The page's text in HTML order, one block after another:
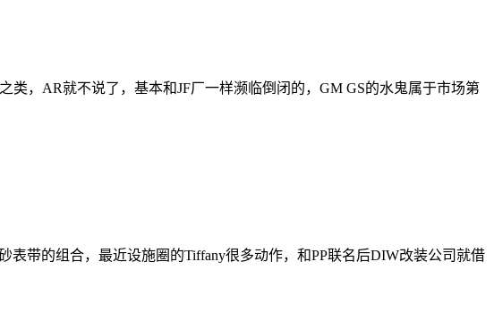
类，AR就不说了，基本和JF厂一样濒临倒闭的，GM GS的水鬼属于市场第
带的组合，最近设施圈的Tiffany很多动作，和PP联名后DIW改装公司就借